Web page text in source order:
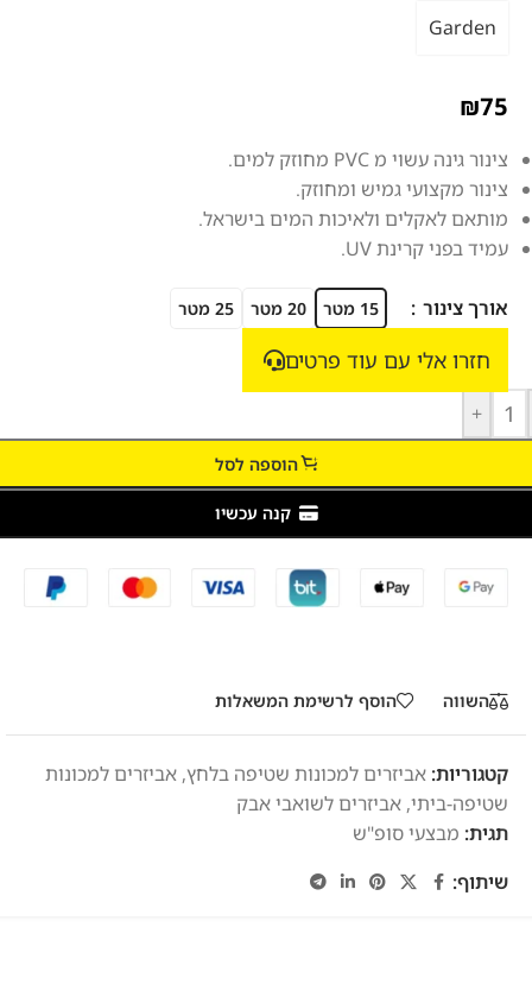
Garden
₪75
צינור גינה עשוי מ PVC מחוזק למים.
צינור מקצועי גמיש ומחוזק.
מותאם לאקלים ולאיכות המים בישראל.
עמיד בפני קרינת UV.
אורך צינור 15 מטר 20 מטר 25 מטר
חזרו אלי עם עוד פרטים
+
הוספה לסל
קנה עכשיו
השווה הוסף לרשימת המשאלות
קטגוריות: אביזרים למכונות שטיפה בלחץ, אביזרים למכונות
שטיפה-ביתי, אביזרים לשואבי אבק
תגית: מבצעי סופ"ש
שיתוף: